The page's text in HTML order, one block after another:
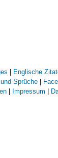
| Englische
Sprüche |
| Impressum |